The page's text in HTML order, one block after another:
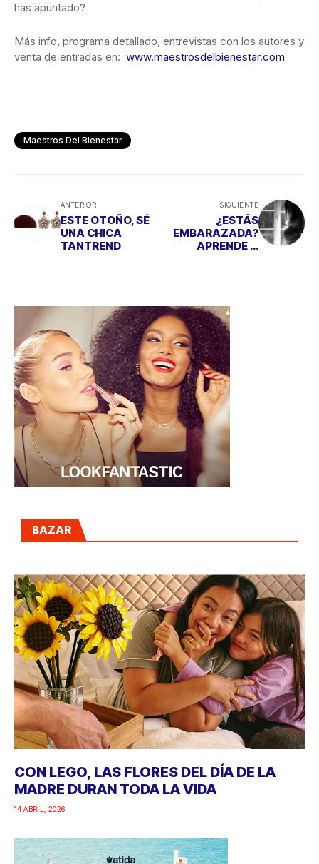
has apuntado?
Más info, programa detallado, entrevistas con los autores y
venta de entradas en: www.maestrosdelbienestar.com
Maestros Del Bienestar
ANTERIOR
ESTE OTOÑO, SÉ
UNA CHICA
TANTREND
SIGUIENTE
¿ESTÁS
EMBARAZADA?
APRENDE A
BAZAR
CON LEGO, LAS FLORES DEL DÍA DE LA
MADRE DURAN TODA LA VIDA
14 ABRIL, 2026